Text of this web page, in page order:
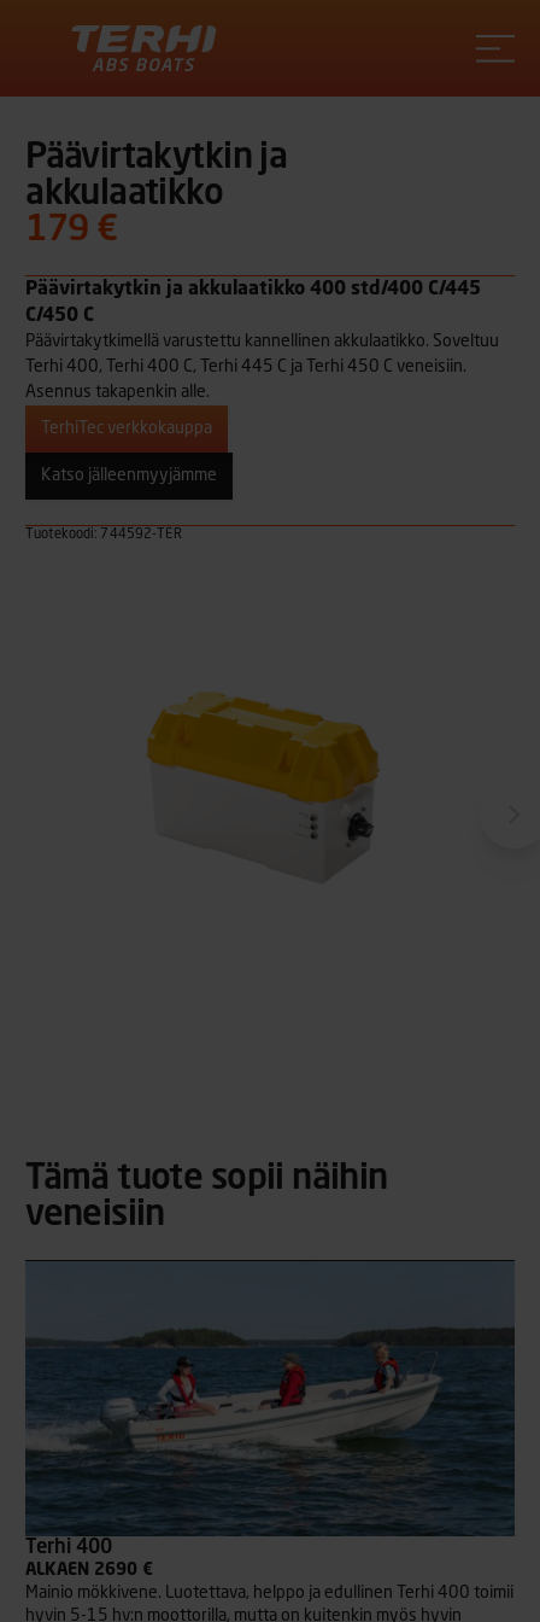
Päävirtakytkin ja
akkulaatikko
179 €
Päävirtakytkin ja akkulaatikko 400 std/400 C/445
C/450 C
Päävirtakytkimellä varustettu kannellinen akkulaatikko. Soveltuu
Terhi 400, Terhi 400 C, Terhi 445 C ja Terhi 450 C veneisiin.
Asennus takapenkin alle.
TerhiTec verkkokauppa
Katso jälleenmyyjämme
Tuotekoodi: 744592-TER
Tämä tuote sopii näihin
veneisiin
Terhi 400
ALKAEN 2690 €
Mainio mökkivene. Luotettava, helppo ja edullinen Terhi 400 toimii
hyvin 5-15 hv:n moottorilla, mutta on kuitenkin myös hyvin